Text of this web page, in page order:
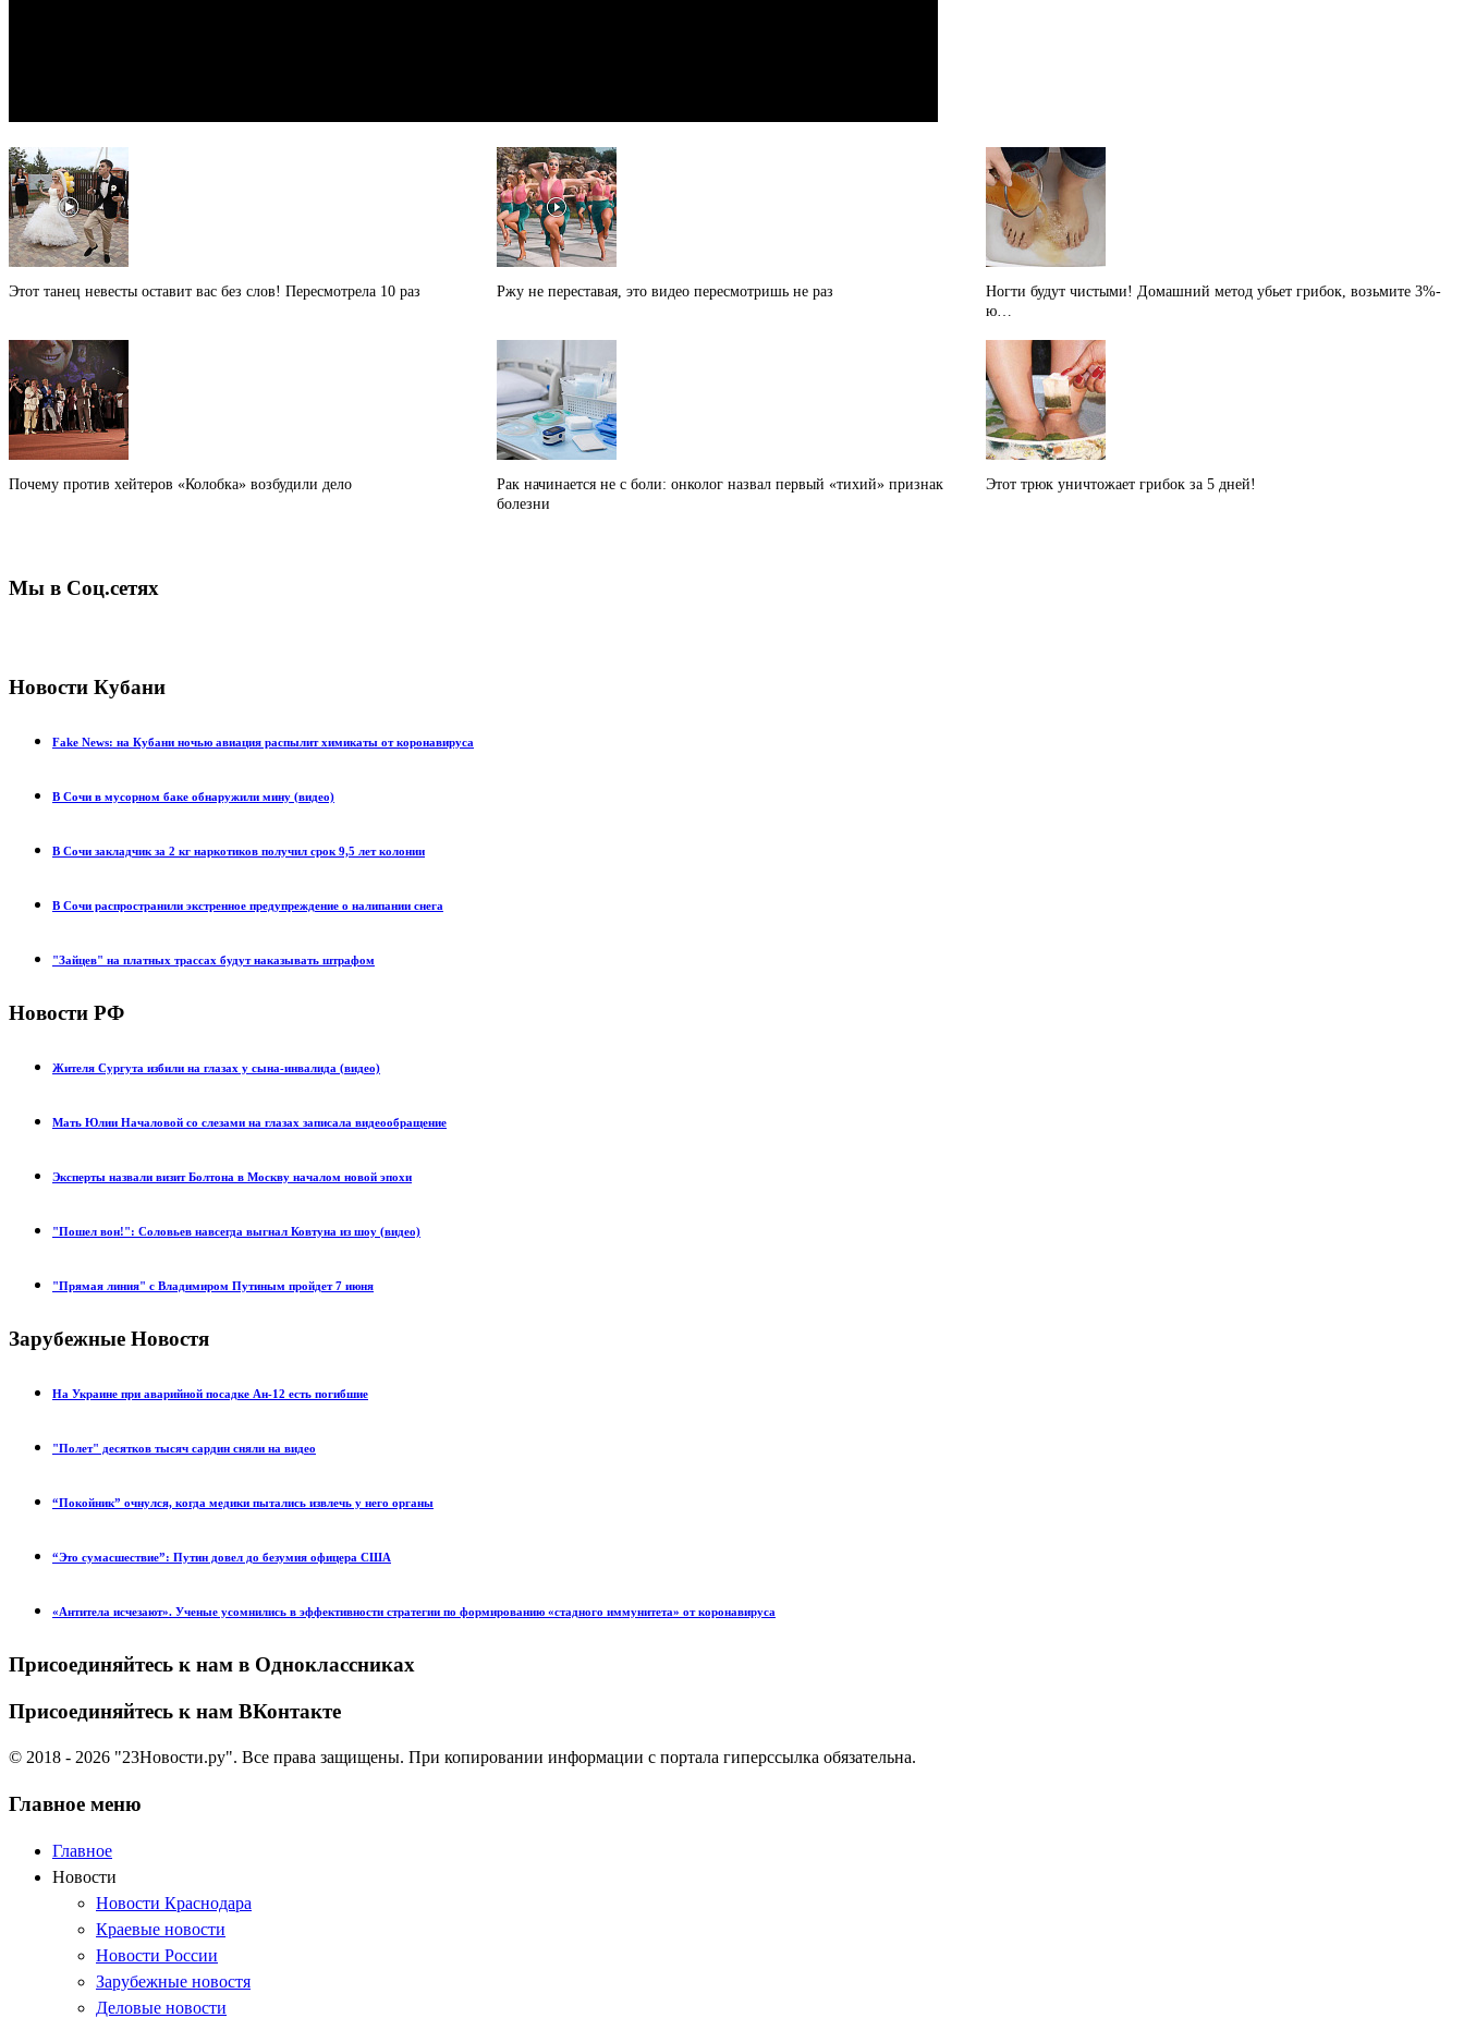
Этот танец невесты оставит вас без слов! Пересмотрела 10 раз Ржу не переставая, это видео пересмотришь не раз
Ногти будут чистыми! Домашний метод убьет грибок, возьмите 3%-
ю…
Почему против хейтеров «Колобка» возбудили дело
Рак начинается не с боли: онколог назвал первый «тихий» признак
болезни
Этот трюк уничтожает грибок за 5 дней!
Мы в Соц.сетях
Новости Кубани
Fake News: на Кубани ночью авиация распылит химикаты от коронавируса
В Сочи в мусорном баке обнаружили мину (видео)
В Сочи закладчик за 2 кг наркотиков получил срок 9,5 лет колонии
В Сочи распространили экстренное предупреждение о налипании снега
"Зайцев" на платных трассах будут наказывать штрафом
Новости РФ
Жителя Сургута избили на глазах у сына-инвалида (видео)
Мать Юлии Началовой со слезами на глазах записала видеообращение
Эксперты назвали визит Болтона в Москву началом новой эпохи
"Пошел вон!": Соловьев навсегда выгнал Ковтуна из шоу (видео)
"Прямая линия" с Владимиром Путиным пройдет 7 июня
Зарубежные Новостя
На Украине при аварийной посадке Ан-12 есть погибшие
"Полет" десятков тысяч сардин сняли на видео
“Покойник” очнулся, когда медики пытались извлечь у него органы
“Это сумасшествие”: Путин довел до безумия офицера США
«Антитела исчезают». Ученые усомнились в эффективности стратегии по формированию «стадного иммунитета» от коронавируса
Присоединяйтесь к нам в Одноклассниках
Присоединяйтесь к нам ВКонтакте
© 2018 - 2026 "23Новости.ру". Все права защищены. При копировании информации с портала гиперссылка обязательна.
Главное меню
Главное
Новости
Новости Краснодара
Краевые новости
Новости России
Зарубежные новостя
Деловые новости